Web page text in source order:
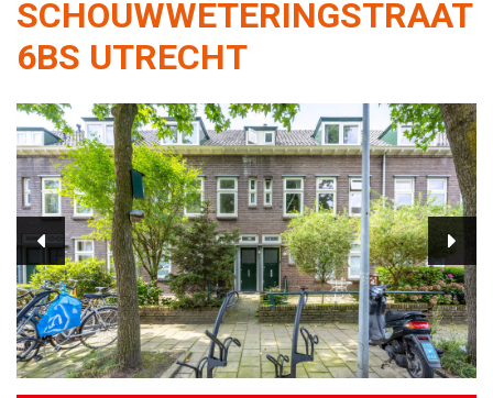
SCHOUWWETERINGSTRAAT
6BS UTRECHT